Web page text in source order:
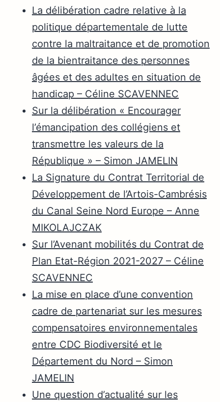
La délibération cadre relative à la
politique départementale de lutte
contre la maltraitance et de promotion
de la bientraitance des personnes
âgées et des adultes en situation de
handicap – Céline SCAVENNEC
Sur la délibération « Encourager
l’émancipation des collégiens et
transmettre les valeurs de la
République » – Simon JAMELIN
La Signature du Contrat Territorial de
Développement de l’Artois-Cambrésis
du Canal Seine Nord Europe – Anne
MIKOLAJCZAK
Sur l’Avenant mobilités du Contrat de
Plan Etat-Région 2021-2027 – Céline
SCAVENNEC
La mise en place d’une convention
cadre de partenariat sur les mesures
compensatoires environnementales
entre CDC Biodiversité et le
Département du Nord – Simon
JAMELIN
Une question d’actualité sur les